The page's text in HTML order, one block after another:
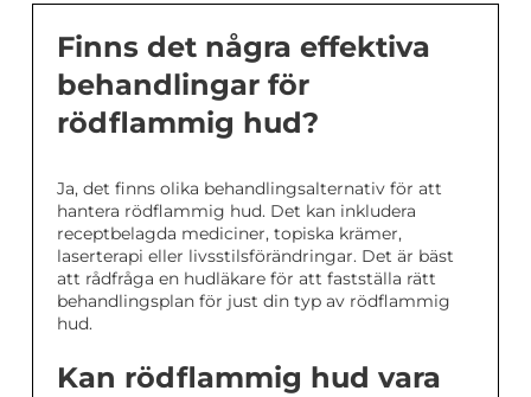
Finns det några effektiva
behandlingar för
rödflammig hud?
Ja, det finns olika behandlingsalternativ för att
hantera rödflammig hud. Det kan inkludera
receptbelagda mediciner, topiska krämer,
laserterapi eller livsstilsförändringar. Det är bäst
att rådfråga en hudläkare för att fastställa rätt
behandlingsplan för just din typ av rödflammig
hud.
Kan rödflammig hud vara